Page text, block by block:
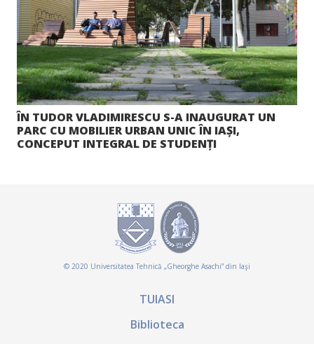
ÎN TUDOR VLADIMIRESCU S-A INAUGURAT UN
PARC CU MOBILIER URBAN UNIC ÎN IAȘI,
CONCEPUT INTEGRAL DE STUDENȚI
© 2020 Universitatea Tehnică „Gheorghe Asachi” din Iaşi
TUIASI
Biblioteca